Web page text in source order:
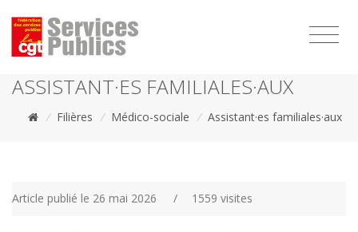
ASSISTANT·ES FAMILIALES·AUX
/ Filières / Médico-sociale / Assistant·es familiales·aux
Article publié le 26 mai 2026 / 1559 visites